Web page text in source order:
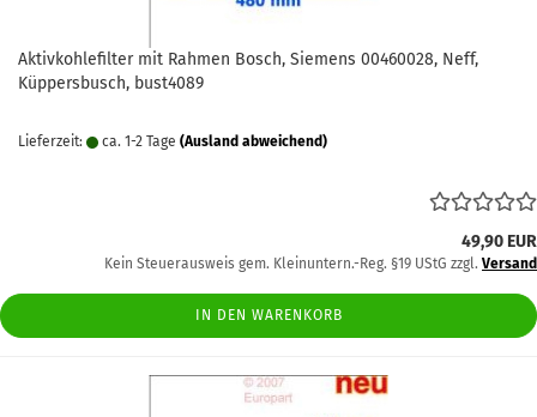
Aktivkohlefilter mit Rahmen Bosch, Siemens 00460028, Neff,
Küppersbusch, bust4089
Lieferzeit: ca. 1-2 Tage (Ausland abweichend)
49,90 EUR
Kein Steuerausweis gem. Kleinuntern.-Reg. §19 UStG zzgl. Versand
IN DEN WARENKORB